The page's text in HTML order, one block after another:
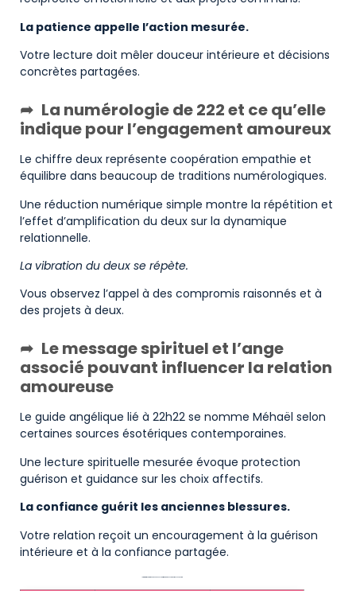
La patience appelle l’action mesurée.
Votre lecture doit mêler douceur intérieure et décisions
concrètes partagées.
La numérologie de 222 et ce qu’elle
indique pour l’engagement amoureux
Le chiffre deux représente coopération empathie et
équilibre dans beaucoup de traditions numérologiques.
Une réduction numérique simple montre la répétition et
l’effet d’amplification du deux sur la dynamique
relationnelle.
La vibration du deux se répète.
Vous observez l’appel à des compromis raisonnés et à
des projets à deux.
Le message spirituel et l’ange
associé pouvant influencer la relation
amoureuse
Le guide angélique lié à 22h22 se nomme Méhaël selon
certaines sources ésotériques contemporaines.
Une lecture spirituelle mesurée évoque protection
guérison et guidance sur les choix affectifs.
La confiance guérit les anciennes blessures.
Votre relation reçoit un encouragement à la guérison
intérieure et à la confiance partagée.